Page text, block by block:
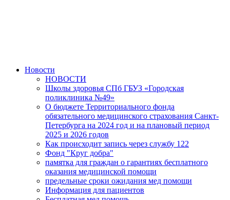
Новости
НОВОСТИ
Школы здоровья СПб ГБУЗ «Городская
поликлиника №49»
О бюджете Территориального фонда
обязательного медицинского страхования Санкт-
Петербурга на 2024 год и на плановый период
2025 и 2026 годов
Как происходит запись через службу 122
Фонд "Круг добра"
памятка для граждан о гарантиях бесплатного
оказания медицинской помощи
предельные сроки ожидания мед помощи
Информация для пациентов